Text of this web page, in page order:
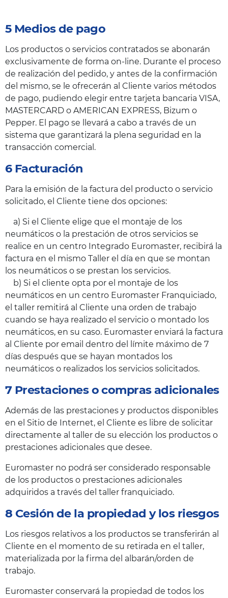
5 Medios de pago
Los productos o servicios contratados se abonarán
exclusivamente de forma on-line. Durante el proceso
de realización del pedido, y antes de la confirmación
del mismo, se le ofrecerán al Cliente varios métodos
de pago, pudiendo elegir entre tarjeta bancaria VISA,
MASTERCARD o AMERICAN EXPRESS, Bizum o
Pepper. El pago se llevará a cabo a través de un
sistema que garantizará la plena seguridad en la
transacción comercial.
6 Facturación
Para la emisión de la factura del producto o servicio
solicitado, el Cliente tiene dos opciones:
a) Si el Cliente elige que el montaje de los
neumáticos o la prestación de otros servicios se
realice en un centro Integrado Euromaster, recibirá la
factura en el mismo Taller el día en que se montan
los neumáticos o se prestan los servicios.
b) Si el cliente opta por el montaje de los
neumáticos en un centro Euromaster Franquiciado,
el taller remitirá al Cliente una orden de trabajo
cuando se haya realizado el servicio o montado los
neumáticos, en su caso. Euromaster enviará la factura
al Cliente por email dentro del límite máximo de 7
días después que se hayan montados los
neumáticos o realizados los servicios solicitados.
7 Prestaciones o compras adicionales
Además de las prestaciones y productos disponibles
en el Sitio de Internet, el Cliente es libre de solicitar
directamente al taller de su elección los productos o
prestaciones adicionales que desee.
Euromaster no podrá ser considerado responsable
de los productos o prestaciones adicionales
adquiridos a través del taller franquiciado.
8 Cesión de la propiedad y los riesgos
Los riesgos relativos a los productos se transferirán al
Cliente en el momento de su retirada en el taller,
materializada por la firma del albarán/orden de
trabajo.
Euromaster conservará la propiedad de todos los